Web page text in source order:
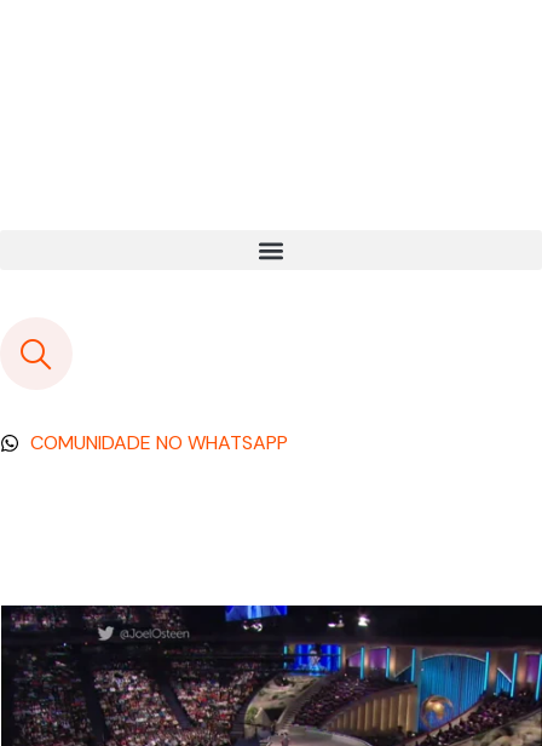
COMUNIDADE NO WHATSAPP